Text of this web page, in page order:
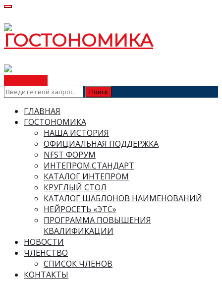
ГЛАВНАЯ
ГОСТОНОМИКА
НАША ИСТОРИЯ
ОФИЦИАЛЬНАЯ ПОДДЕРЖКА
NFST ФОРУМ
ИНТЕПРОМ.СТАНДАРТ
КАТАЛОГ ИНТЕПРОМ
КРУГЛЫЙ СТОЛ
КАТАЛОГ ШАБЛОНОВ НАИМЕНОВАНИЙ
НЕЙРОСЕТЬ «ЭТС»
ПРОГРАММА ПОВЫШЕНИЯ
КВАЛИФИКАЦИИ
НОВОСТИ
ЧЛЕНСТВО
СПИСОК ЧЛЕНОВ
КОНТАКТЫ